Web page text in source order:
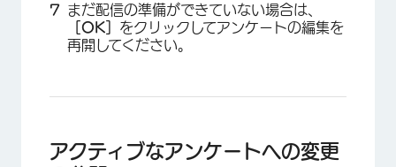
×
まだ配信の準備ができていない場合は、
［OK］ をクリックしてアンケートの編集を
再開してください。
アクティブなアンケートへの変更